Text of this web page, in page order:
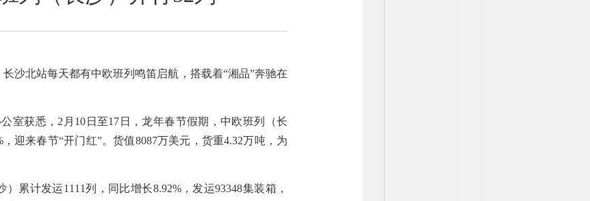
沙北站每天都有中欧班列鸣笛启航，搭载着“湘品”奔驰在
室获悉，2月10日至17日，龙年春节假期，中欧班列（长
迎来春节“开门红”。货值8087万美元，货重4.32万吨，为
累计发运1111列，同比增长8.92%，发运93348集装箱，